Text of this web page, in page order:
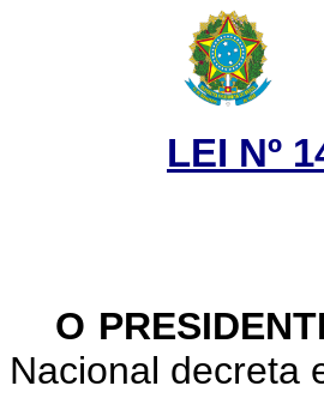
LEI Nº
O
Nacional decreta